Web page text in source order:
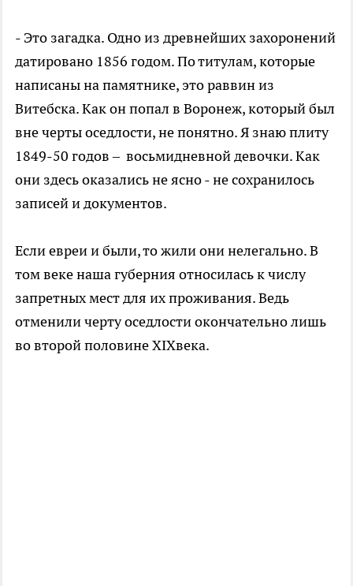
- Это загадка. Одно из древнейших захоронений
датировано 1856 годом. По титулам, которые
написаны на памятнике, это раввин из
Витебска. Как он попал в Воронеж, который был
вне черты оседлости, не понятно. Я знаю плиту
1849-50 годов – восьмидневной девочки. Как
они здесь оказались не ясно - не сохранилось
записей и документов.
Если евреи и были, то жили они нелегально. В
том веке наша губерния относилась к числу
запретных мест для их проживания. Ведь
отменили черту оседлости окончательно лишь
во второй половине XIXвека.